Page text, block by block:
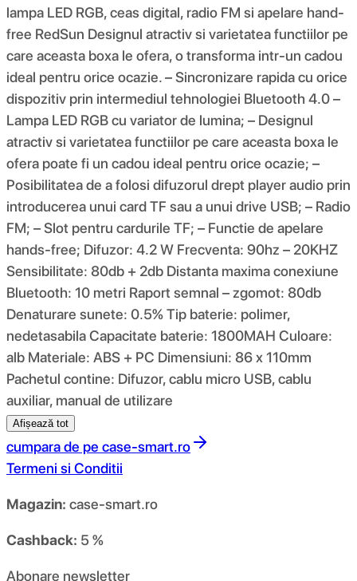
lampa LED RGB, ceas digital, radio FM si apelare hand-
free RedSun Designul atractiv si varietatea functiilor pe
care aceasta boxa le ofera, o transforma intr-un cadou
ideal pentru orice ocazie. – Sincronizare rapida cu orice
dispozitiv prin intermediul tehnologiei Bluetooth 4.0 –
Lampa LED RGB cu variator de lumina; – Designul
atractiv si varietatea functiilor pe care aceasta boxa le
ofera poate fi un cadou ideal pentru orice ocazie; –
Posibilitatea de a folosi difuzorul drept player audio prin
introducerea unui card TF sau a unui drive USB; – Radio
FM; – Slot pentru cardurile TF; – Functie de apelare
hands-free; Difuzor: 4.2 W Frecventa: 90hz – 20KHZ
Sensibilitate: 80db + 2db Distanta maxima conexiune
Bluetooth: 10 metri Raport semnal – zgomot: 80db
Denaturare sunete: 0.5% Tip baterie: polimer,
nedetasabila Capacitate baterie: 1800MAH Culoare:
alb Materiale: ABS + PC Dimensiuni: 86 x 110mm
Pachetul contine: Difuzor, cablu micro USB, cablu
auxiliar, manual de utilizare
Afișează tot
cumpara de pe case-smart.ro
Termeni si Conditii
Magazin: case-smart.ro
Cashback: 5 %
Abonare newsletter